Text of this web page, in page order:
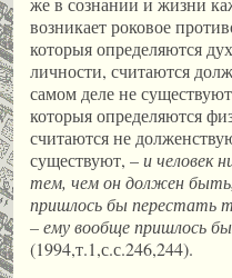
возникает роковое
которыя определяются
личности, считаются
самом деле не
которыя определяются
считаются не
существуют, –и человек
тем, чем он должен
пришлось бы перестать
– ему вообще пришлось
(1994,т.1,с.с.246,244).